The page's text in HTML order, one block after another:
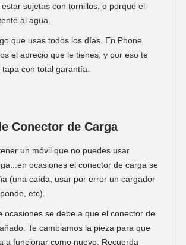
sujetas con tornillos, o porque el
al agua.
que usas todos los días. En Phone
el aprecio que le tienes, y por eso te
con total garantía.
Conector de Carga
un móvil que no puedes usar
ocasiones el conector de carga se
(una caída, usar por error un cargador
etc).
ocasiones se debe a que el conector de
Te cambiamos la pieza para que
a funcionar como nuevo. Recuerda